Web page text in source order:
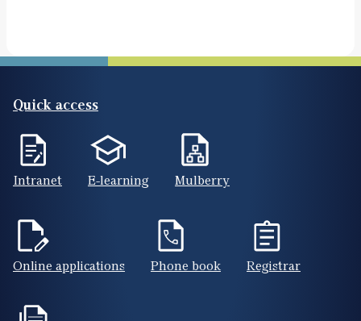
Quick access
Intranet E-learning Mulberry
Online applications Phone book Registrar